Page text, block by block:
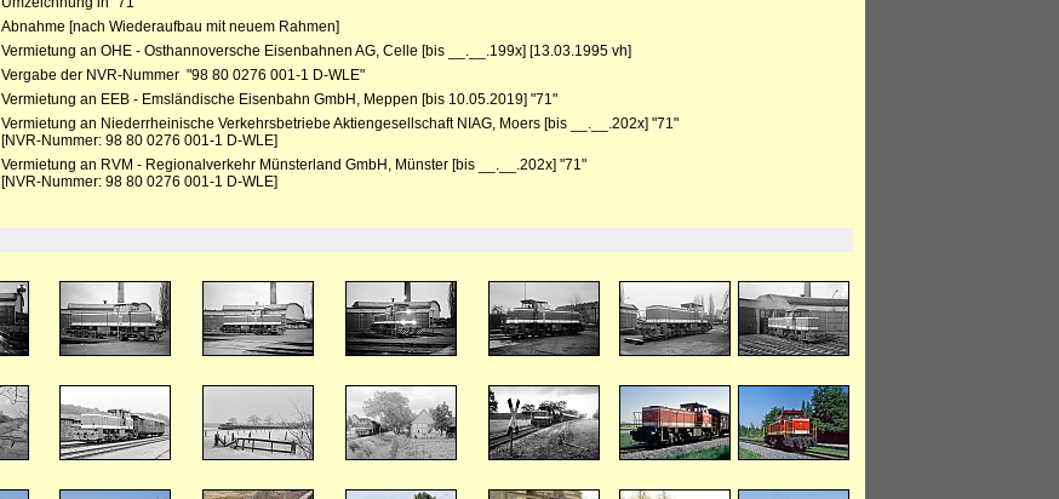
Abnahme [nach Wiederaufbau mit neuem Rahmen]
Vermietung an OHE - Osthannoversche Eisenbahnen AG, Celle [bis __.__.199x] [13.03.1995 vh]
Vergabe der NVR-Nummer "98 80 0276 001-1 D-WLE"
Vermietung an EEB - Emsländische Eisenbahn GmbH, Meppen [bis 10.05.2019] "71"
Vermietung an Niederrheinische Verkehrsbetriebe Aktiengesellschaft NIAG, Moers [bis __.__.202x] "71"
[NVR-Nummer: 98 80 0276 001-1 D-WLE]
Vermietung an RVM - Regionalverkehr Münsterland GmbH, Münster [bis __.__.202x] "71"
[NVR-Nummer: 98 80 0276 001-1 D-WLE]